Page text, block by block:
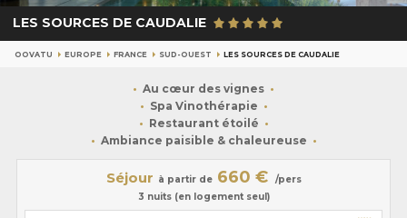
LES SOURCES DE CAUDALIE
OOVATU EUROPE FRANCE SUD-OUEST LES SOURCES DE CAUDALIE
Au cœur des vignes
Spa Vinothérapie
Restaurant étoilé
Ambiance paisible & chaleureuse
Séjour à partir de 660 €
/pers
3 nuits (en logement seul)